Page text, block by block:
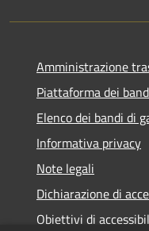
Amministrazione
Piattaforma dei
Elenco dei bandi di
Informativa privacy
Note legali
Dichiarazione di
Obiettivi di